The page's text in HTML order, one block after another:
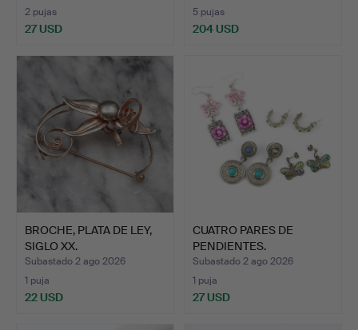
2 pujas
27 USD
5 pujas
204 USD
BROCHE, PLATA DE LEY,
SIGLO XX.
Subastado 2 ago 2026
1 puja
22 USD
CUATRO PARES DE
PENDIENTES.
Subastado 2 ago 2026
1 puja
27 USD